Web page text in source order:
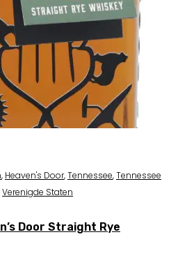
, Heaven's Door,Tennessee,Tennessee
Verenigde Staten
Door Straight Rye